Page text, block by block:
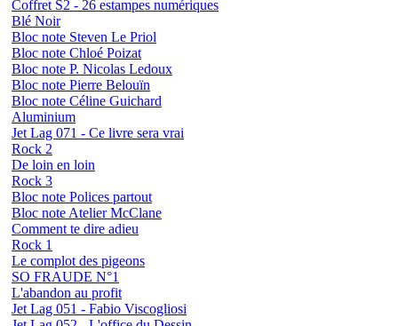
Coffret S2 - 26 estampes numériques
Blé Noir
Bloc note Steven Le Priol
Bloc note Chloé Poizat
Bloc note P. Nicolas Ledoux
Bloc note Pierre Belouïn
Bloc note Céline Guichard
Aluminium
Jet Lag 071 - Ce livre sera vrai
Rock 2
De loin en loin
Rock 3
Bloc note Polices partout
Bloc note Atelier McClane
Comment te dire adieu
Rock 1
Le complot des pigeons
SO FRAUDE N°1
L'abandon au profit
Jet Lag 051 - Fabio Viscogliosi